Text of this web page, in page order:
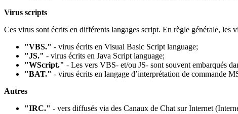
Virus scripts
Ces virus sont écrits en différents langages script. En règle générale,
"VBS." - virus écrits en Visual Basic Script language;
"JS." - virus écrits en Java Script language;
"WScript." - Les vers VBS- et/ou JS- sont souvent embarqués
"BAT." - virus écrits en langage d’interprétation de commande
Autres
"IRC." - vers diffusés via des Canaux de Chat sur Internet